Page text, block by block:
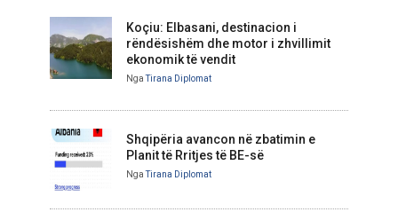
Koçiu: Elbasani, destinacion i
rëndësishëm dhe motor i zhvillimit
ekonomik të vendit
NgaTirana Diplomat
Shqipëria avancon në zbatimin e
Planit të Rritjes të BE-së
NgaTirana Diplomat